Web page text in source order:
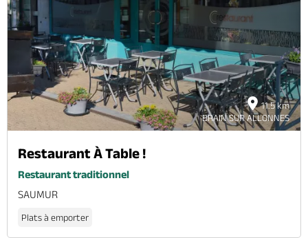
11.5 km
BRAIN SUR ALLONNES
Restaurant À Table !
Restaurant traditionnel
SAUMUR
Plats à emporter